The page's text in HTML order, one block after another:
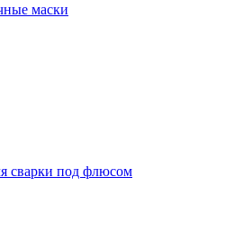
маски
сварки под флюсом